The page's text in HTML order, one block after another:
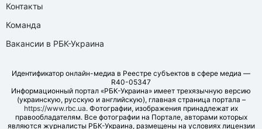
Контакты
Команда
Вакансии в РБК-Украина
Идентификатор онлайн-медиа в Реестре субъектов в сфере медиа —
R40-05347
Информационный портал «РБК-Украина» имеет трехязычную версию
(украинскую, русскую и английскую), главная страница портала –
https://www.rbc.ua. Фотографии, изображения принадлежат их
правообладателям. Все фотографии на Портале, авторами которых
являются журналисты РБК-Украина, размещены на условиях лицензии